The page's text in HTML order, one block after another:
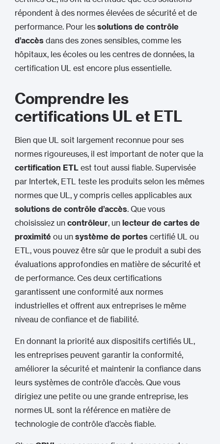
répondent à des normes élevées de sécurité et de
performance. Pour les solutions de contrôle
d’accès dans des zones sensibles, comme les
hôpitaux, les écoles ou les centres de données, la
certification UL est encore plus essentielle.
Comprendre les
certifications UL et ETL
Bien que UL soit largement reconnue pour ses
normes rigoureuses, il est important de noter que la
certification ETL est tout aussi fiable. Supervisée
par Intertek, ETL teste les produits selon les mêmes
normes que UL, y compris celles applicables aux
solutions de contrôle d’accès. Que vous
choisissiez un contrôleur, un lecteur de cartes de
proximité ou un système de portes certifié UL ou
ETL, vous pouvez être sûr que le produit a subi des
évaluations approfondies en matière de sécurité et
de performance. Ces deux certifications
garantissent une conformité aux normes
industrielles et offrent aux entreprises le même
niveau de confiance et de fiabilité.
En donnant la priorité aux dispositifs certifiés UL,
les entreprises peuvent garantir la conformité,
améliorer la sécurité et maintenir la confiance dans
leurs systèmes de contrôle d’accès. Que vous
dirigiez une petite ou une grande entreprise, les
normes UL sont la référence en matière de
technologie de contrôle d’accès fiable.